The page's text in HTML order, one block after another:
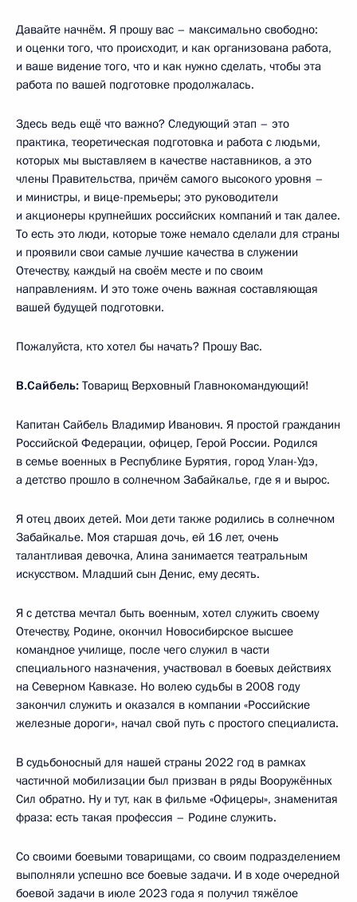
Давайте начнём. Я прошу вас – максимально свободно:
и оценки того, что происходит, и как организована работа,
и ваше видение того, что и как нужно сделать, чтобы эта
работа по вашей подготовке продолжалась.
Здесь ведь ещё что важно? Следующий этап – это
практика, теоретическая подготовка и работа с людьми,
которых мы выставляем в качестве наставников, а это
члены Правительства, причём самого высокого уровня –
и министры, и вице-премьеры; это руководители
и акционеры крупнейших российских компаний и так далее.
То есть это люди, которые тоже немало сделали для страны
и проявили свои самые лучшие качества в служении
Отечеству, каждый на своём месте и по своим
направлениям. И это тоже очень важная составляющая
вашей будущей подготовки.
Пожалуйста, кто хотел бы начать? Прошу Вас.
В.Сайбель: Товарищ Верховный Главнокомандующий!
Капитан Сайбель Владимир Иванович. Я простой гражданин
Российской Федерации, офицер, Герой России. Родился
в семье военных в Республике Бурятия, город Улан-Удэ,
а детство прошло в солнечном Забайкалье, где я и вырос.
Я отец двоих детей. Мои дети также родились в солнечном
Забайкалье. Моя старшая дочь, ей 16 лет, очень
талантливая девочка, Алина занимается театральным
искусством. Младший сын Денис, ему десять.
Я с детства мечтал быть военным, хотел служить своему
Отечеству, Родине, окончил Новосибирское высшее
командное училище, после чего служил в части
специального назначения, участвовал в боевых действиях
на Северном Кавказе. Но волею судьбы в 2008 году
закончил служить и оказался в компании «Российские
железные дороги», начал свой путь с простого специалиста.
В судьбоносный для нашей страны 2022 год в рамках
частичной мобилизации был призван в ряды Вооружённых
Сил обратно. Ну и тут, как в фильме «Офицеры», знаменитая
фраза: есть такая профессия – Родине служить.
Со своими боевыми товарищами, со своим подразделением
выполняли успешно все боевые задачи. И в ходе очередной
боевой задачи в июле 2023 года я получил тяжёлое